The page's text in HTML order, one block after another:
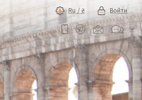
Ru /₴ Войти